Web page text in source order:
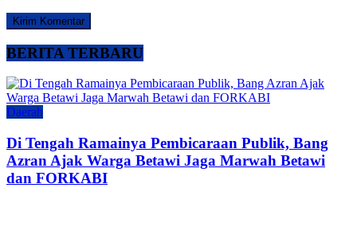
BERITA TERBARU
Daerah
Di Tengah Ramainya Pembicaraan Publik, Bang
Azran Ajak Warga Betawi Jaga Marwah Betawi
dan FORKABI